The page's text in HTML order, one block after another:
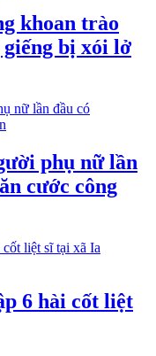
khoan trào
bị xói lở
phụ nữ lần
cước công
6 hài cốt liệt